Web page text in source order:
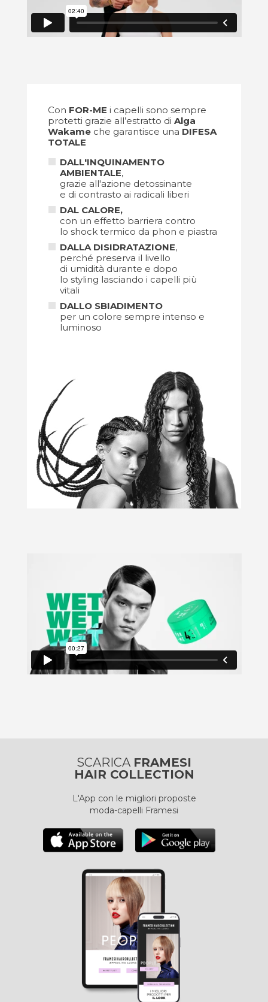
Con FOR-ME i capelli sono sempre
protetti grazie all’estratto di Alga
Wakameche garantisce una DIFESA
TOTALE
DALL'INQUINAMENTO
AMBIENTALE,
grazie all'azione detossinante
e di contrasto ai radicali liberi
DAL CALORE,
con un effetto barriera contro
lo shock termico da phon e piastra
DALLA DISIDRATAZIONE,
perché preserva il livello
di umidità durante e dopo
lo styling lasciando i capelli più
vitali
DALLO SBIADIMENTO
per un colore sempre intenso e
luminoso
SCARICA FRAMESI
HAIR COLLECTION
L'App con le migliori proposte
moda-capelli Framesi